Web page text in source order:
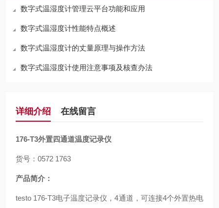
数字式温湿度计管理云平台功能和应用
数字式温湿度计性能特点概述
数字式温湿度计的丈量原理与操作方法
数字式温湿度计使用注意事项及核查办法
详细介绍 在线留言
176-T3外置四通道温度记录仪
货号：0572 1763
产品简介：
testo 176-T3电子温度记录仪，4通道，可连接4个外置热电